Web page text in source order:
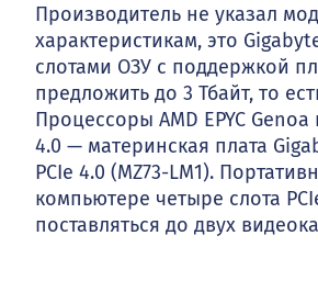
Производитель не указал
характеристикам, это
слотами ОЗУ с поддержкой
предложить до 3 Тбайт, то
Процессоры AMD EPYC
4.0 — материнская плата
PCIe 4.0 (MZ73-LM1).
компьютере четыре слота
поставляться до двух